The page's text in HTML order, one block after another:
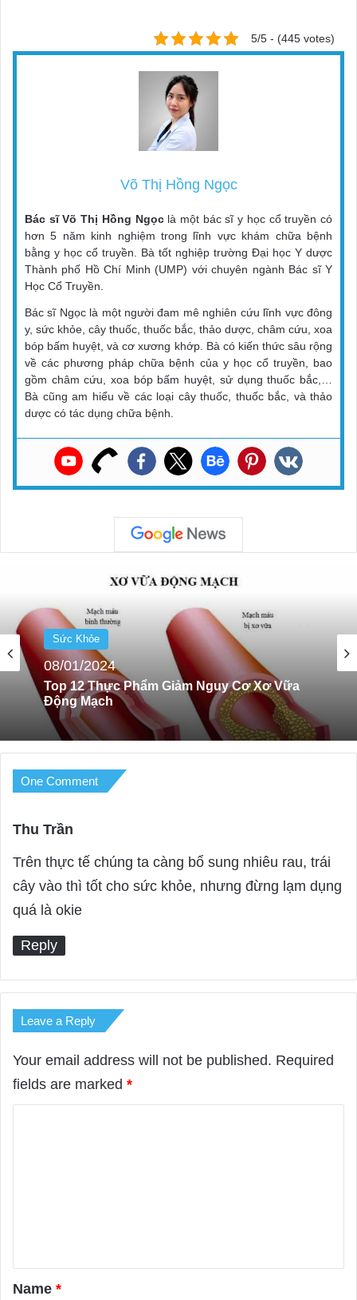
5/5 - (445 votes)
Võ Thị Hồng Ngọc
Bác sĩ Võ Thị Hồng Ngọclà một bác sĩ y học cổ truyền có
hơn 5 năm kinh nghiệm trong lĩnh vực khám chữa bệnh
bằng y học cổ truyền. Bà tốt nghiệp trường Đại học Y dược
Thành phố Hồ Chí Minh (UMP) với chuyên ngành Bác sĩ Y
Học Cổ Truyền.
Bác sĩ Ngọc là một người đam mê nghiên cứu lĩnh vực đông
y, sức khỏe, cây thuốc, thuốc bắc, thảo dược, châm cứu, xoa
bóp bấm huyệt, và cơ xương khớp. Bà có kiến thức sâu rộng
về các phương pháp chữa bệnh của y học cổ truyền, bao
gồm châm cứu, xoa bóp bấm huyệt, sử dụng thuốc bắc,…
Bà cũng am hiểu về các loại cây thuốc, thuốc bắc, và thảo
dược có tác dụng chữa bệnh.
Sức Khỏe
08/01/2024
Top 12 Thực Phẩm Giảm Nguy Cơ Xơ Vữa
Sức Khỏe
08/01/2024
Top 10 Thói Quen Tốt Cho Sức Khỏe Bạn
Nên Thực Hiện Hàng Ngày
One Comment
Thu Trần
a
y
s
Trên thực tế chúng ta càng bổ sung nhiêu rau, trái
cây vào thì tốt cho sức khỏe, nhưng đừng lạm dụng
quá là okie
Reply
Leave a Reply
Your email address will not be published. Required
fields are marked *
*
Name *